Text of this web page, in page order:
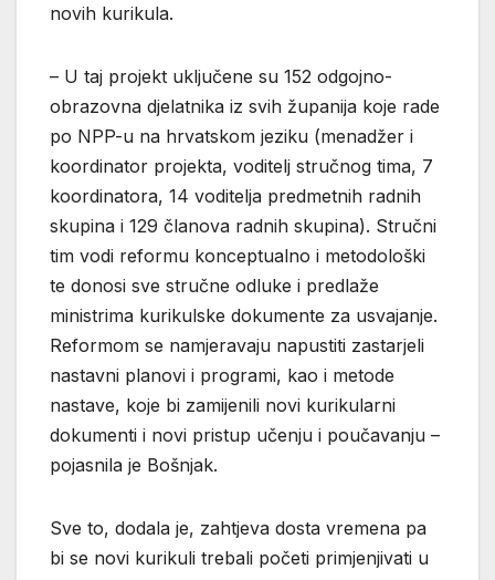
novih kurikula.
– U taj projekt uključene su 152 odgojno-
obrazovna djelatnika iz svih županija koje rade
po NPP-u na hrvatskom jeziku (menadžer i
koordinator projekta, voditelj stručnog tima, 7
koordinatora, 14 voditelja predmetnih radnih
skupina i 129 članova radnih skupina). Stručni
tim vodi reformu konceptualno i metodološki
te donosi sve stručne odluke i predlaže
ministrima kurikulske dokumente za usvajanje.
Reformom se namjeravaju napustiti zastarjeli
nastavni planovi i programi, kao i metode
nastave, koje bi zamijenili novi kurikularni
dokumenti i novi pristup učenju i poučavanju –
pojasnila je Bošnjak.
Sve to, dodala je, zahtjeva dosta vremena pa
bi se novi kurikuli trebali početi primjenjivati u